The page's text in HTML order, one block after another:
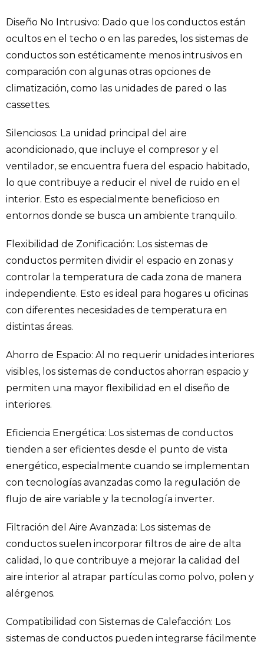
Diseño No Intrusivo: Dado que los conductos están
ocultos en el techo o en las paredes, los sistemas de
conductos son estéticamente menos intrusivos en
comparación con algunas otras opciones de
climatización, como las unidades de pared o las
cassettes.
Silenciosos: La unidad principal del aire
acondicionado, que incluye el compresor y el
ventilador, se encuentra fuera del espacio habitado,
lo que contribuye a reducir el nivel de ruido en el
interior. Esto es especialmente beneficioso en
entornos donde se busca un ambiente tranquilo.
Flexibilidad de Zonificación: Los sistemas de
conductos permiten dividir el espacio en zonas y
controlar la temperatura de cada zona de manera
independiente. Esto es ideal para hogares u oficinas
con diferentes necesidades de temperatura en
distintas áreas.
Ahorro de Espacio: Al no requerir unidades interiores
visibles, los sistemas de conductos ahorran espacio y
permiten una mayor flexibilidad en el diseño de
interiores.
Eficiencia Energética: Los sistemas de conductos
tienden a ser eficientes desde el punto de vista
energético, especialmente cuando se implementan
con tecnologías avanzadas como la regulación de
flujo de aire variable y la tecnología inverter.
Filtración del Aire Avanzada: Los sistemas de
conductos suelen incorporar filtros de aire de alta
calidad, lo que contribuye a mejorar la calidad del
aire interior al atrapar partículas como polvo, polen y
alérgenos.
Compatibilidad con Sistemas de Calefacción: Los
sistemas de conductos pueden integrarse fácilmente